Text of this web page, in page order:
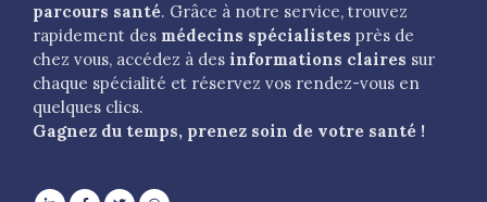
parcours santé. Grâce à notre service, trouvez
rapidement des médecins spécialistes près de
chez vous, accédez à des informations claires sur
chaque spécialité et réservez vos rendez-vous en
quelques clics.
Gagnez du temps, prenez soin de votre santé !